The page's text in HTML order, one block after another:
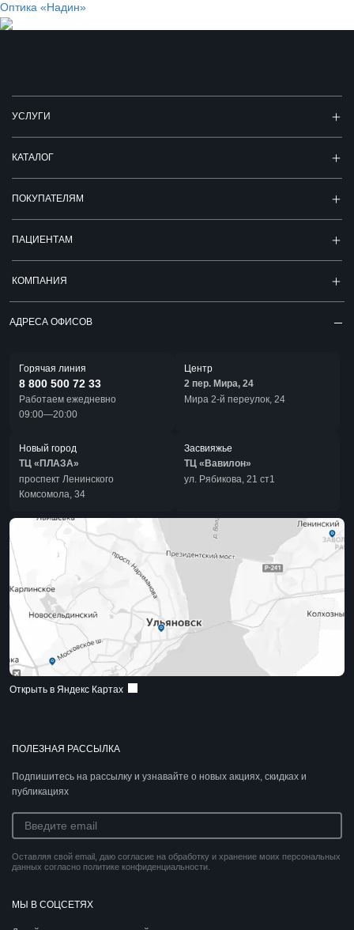
Оптика «Надин»
ПОЛЕЗНАЯ РАССЫЛКА
Подпишитесь на рассылку и узнавайте о новых акциях, скидках и
публикациях
Оставляя свой email, даю согласие на обработку и хранение моих персональных
данных согласно политике конфиденциальности.
МЫ В СОЦСЕТЯХ
УСЛУГИ
КАТАЛОГ
ПОКУПАТЕЛЯМ
ПАЦИЕНТАМ
КОМПАНИЯ
АДРЕСА ОФИСОВ
Горячая линия
8 800 500 72 33
Работаем ежедневно
09:00—20:00
Центр
2 пер. Мира, 24
Мира 2-й переулок, 24
Новый город
ТЦ «ПЛАЗА»
проспект Ленинского
Комсомола, 34
Засвияжье
ТЦ «Вавилон»
ул. Рябикова, 21 ст1
Открыть в Яндекс Картах